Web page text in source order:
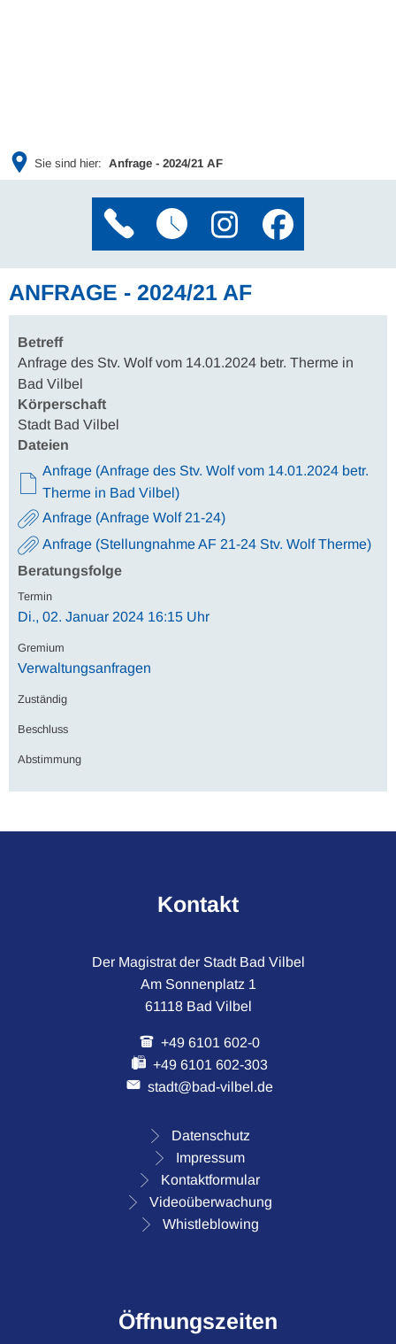
Sie sind hier: Anfrage - 2024/21 AF
ANFRAGE - 2024/21 AF
Betreff
Anfrage des Stv. Wolf vom 14.01.2024 betr. Therme in
Bad Vilbel
Körperschaft
Stadt Bad Vilbel
Dateien
Anfrage (Anfrage des Stv. Wolf vom 14.01.2024 betr.
Therme in Bad Vilbel)
Anfrage (Anfrage Wolf 21-24)
Anfrage (Stellungnahme AF 21-24 Stv. Wolf Therme)
Beratungsfolge
Di., 02. Januar 2024 16:15 Uhr
Verwaltungsanfragen
Kontakt
Der Magistrat der Stadt Bad Vilbel
Am Sonnenplatz 1
61118 Bad Vilbel
+49 6101 602-0
+49 6101 602-303
stadt@bad-vilbel.de
Datenschutz
Impressum
Kontaktformular
Videoüberwachung
Whistleblowing
Öffnungszeiten